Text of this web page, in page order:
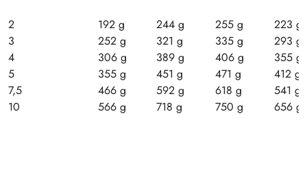
2 192 g 244 g 255 g
223 g
3
252 g 321 g 335 g
293 g
4
306 g 389 g 406 g
355 g
5
355 g 451 g 471 g
412 g
7,5
466 g 592 g 618 g
541 g
10
566 g 718 g 750 g 656 g